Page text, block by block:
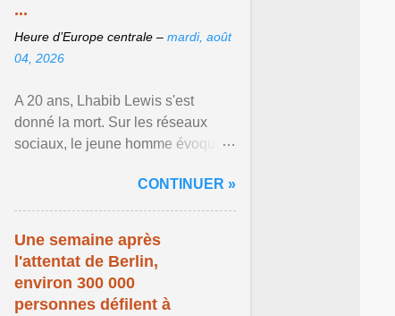
...
Heure d’Europe centrale – mardi, août
04, 2026
A 20 ans, Lhabib Lewis s'est
donné la mort. Sur les réseaux
sociaux, le jeune homme évoquait
santé mentale, sa sexualité et
Afficher l'article ...
CONTINUER »
Une semaine après
l'attentat de Berlin,
environ 300 000
personnes défilent à